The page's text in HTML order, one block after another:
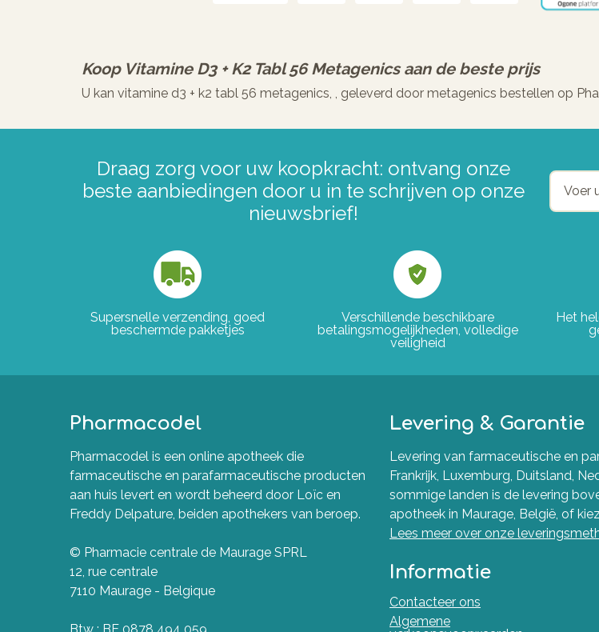
Koop Vitamine D3 + K2 Tabl 56 Metagenicsaan de beste prijs
U kan vitamine d3 + k2 tabl 56 metagenics, , geleverd door metagenics bestellen op
Draag zorg voor uw koopkracht: ontvang onze
beste aanbiedingen door u in te schrijven op onze
nieuwsbrief!
Supersnelle verzending, goed
beschermde pakketjes
Verschillende beschikbare
betalingsmogelijkheden, volledige
veiligheid
Het
Pharmacodel
Pharmacodel is een online apotheek die
farmaceutische en parafarmaceutische producten
aan huis levert en wordt beheerd door Loïc en
Freddy Delpature, beiden apothekers van beroep.
© Pharmacie centrale de Maurage SPRL
12, rue centrale
7110 Maurage - Belgique
Levering & Garantie
Levering van farmaceutische en
Frankrijk, Luxemburg, Duitsland,
sommige landen is de levering
apotheek in Maurage, België, of
Lees meer over onze
Informatie
Contacteer ons
Algemene